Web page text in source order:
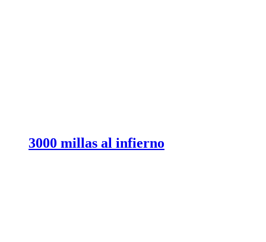
3000 millas al infierno